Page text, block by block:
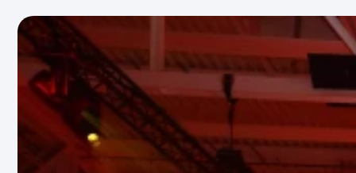
comment choisir la bonne agence ?
Organiser un événement
demande une préparation
rigoureuse, une bonne
coordination et des partenaires
capables de transformer une